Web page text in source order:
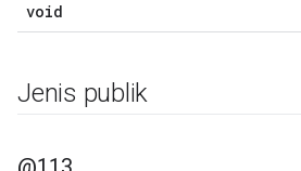
void
Jenis publik